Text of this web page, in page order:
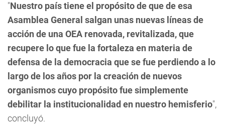
"Nuestro país tiene el propósito de que de esa
Asamblea General salgan unas nuevas líneas de
acción de una OEA renovada, revitalizada, que
recupere lo que fue la fortaleza en materia de
defensa de la democracia que se fue perdiendo a lo
largo de los años por la creación de nuevos
organismos cuyo propósito fue simplemente
debilitar la institucionalidad en nuestro hemisferio",
concluyó.